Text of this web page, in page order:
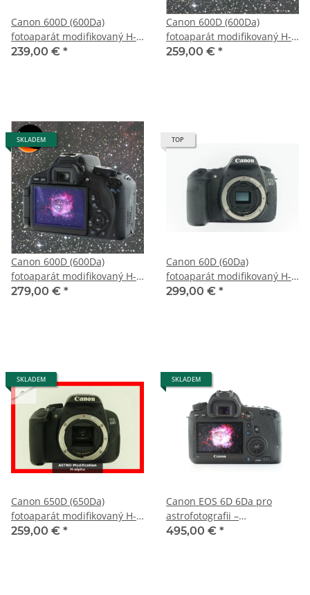
Canon 600D (600Da)
fotoaparát modifikovaný H-
alpha astro
239,00 € *
Canon 600D (600Da)
fotoaparát modifikovaný H-
alpha astro a 2 roky záruka
259,00 € *
SKLADEM
Canon 600D (600Da)
fotoaparát modifikovaný H-
alpha astro a 3 roky záruka
279,00 € *
TOP
Canon 60D (60Da)
fotoaparát modifikovaný H-
alpha astro a 2 roky záruka
299,00 € *
SKLADEM
Canon 650D (650Da)
fotoaparát modifikovaný H-
alpha astro a 2 roky záruka
259,00 € *
SKLADEM
Canon EOS 6D 6Da pro
astrofotografii –
astromodifikovaná
495,00 € *